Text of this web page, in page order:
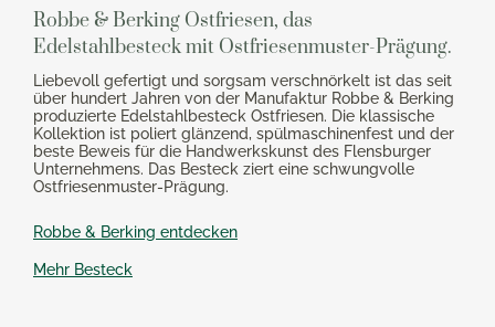
Robbe & Berking Ostfriesen, das
Edelstahlbesteck mit Ostfriesenmuster-Prägung.
Liebevoll gefertigt und sorgsam verschnörkelt ist das seit
über hundert Jahren von der Manufaktur Robbe & Berking
produzierte Edelstahlbesteck Ostfriesen. Die klassische
Kollektion ist poliert glänzend, spülmaschinenfest und der
beste Beweis für die Handwerkskunst des Flensburger
Unternehmens. Das Besteck ziert eine schwungvolle
Ostfriesenmuster-Prägung.
Robbe & Berking entdecken
Mehr Besteck